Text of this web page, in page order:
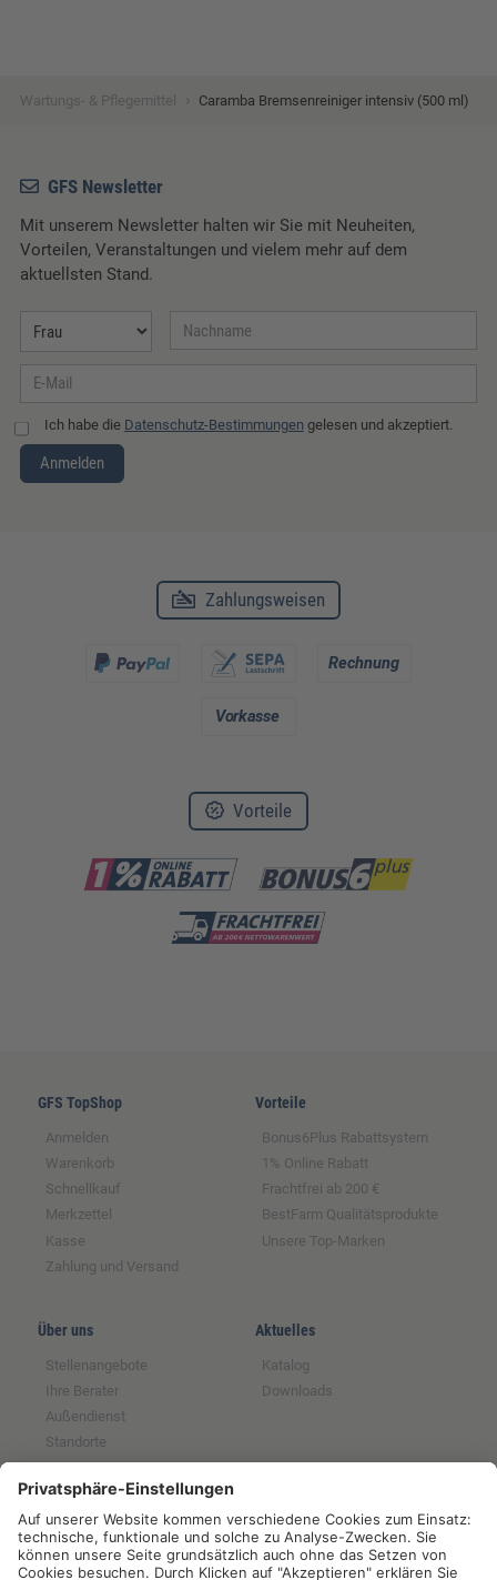
Wartungs- & Pflegemittel Caramba Bremsenreiniger intensiv (500 ml)
GFS Newsletter
Mit unserem Newsletter halten wir Sie mit Neuheiten,
Vorteilen, Veranstaltungen und vielem mehr auf dem
aktuellsten Stand.
Ich habe die Datenschutz-Bestimmungen gelesen und akzeptiert.
Anmelden
Zahlungsweisen
Vorteile
GFS TopShop
Anmelden
Warenkorb
Schnellkauf
Merkzettel
Kasse
Zahlung und Versand
Vorteile
Bonus6Plus Rabattsystem
1% Online Rabatt
Frachtfrei ab 200 €
BestFarm Qualitätsprodukte
Unsere Top-Marken
Über uns
Stellenangebote
Ihre Berater
Außendienst
Standorte
Magazin
Aktuelles
Katalog
Downloads
Partnerschaften
Tochter der GFS SCE
Rechtliches
Impressum